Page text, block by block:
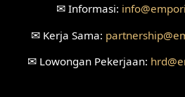
Desain Eksterior Klinik
✉Informasi: info
✉ Kerja Sama: partnership
✉Lowongan Pekerjaan: hrd